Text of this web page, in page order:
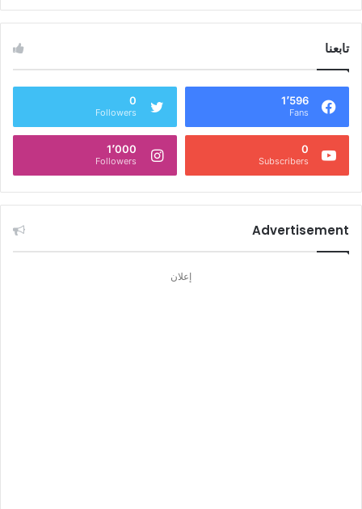
تابعنا
1٬596
Fans
0
Followers
0
Subscribers
1٬000
Followers
Advertisement
إعلان